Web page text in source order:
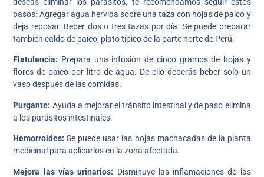
pasos: Agregar agua hervida sobre una taza con hojas de paico y
deja reposar. Beber dos o tres tazas por día. Se puede preparar
también caldo de paico, plato típico de la parte norte de Perú.
Flatulencia: Prepara una infusión de cinco gramos de hojas y
flores de paico por litro de agua. De ello deberás beber solo un
vaso después de las comidas.
Purgante: Ayuda a mejorar el tránsito intestinal y de paso elimina
a los parásitos intestinales.
Hemorroides: Se puede usar las hojas machacadas de la planta
medicinal para aplicarlos en la zona afectada.
Mejora las vías urinarios: Disminuye las inflamaciones de las